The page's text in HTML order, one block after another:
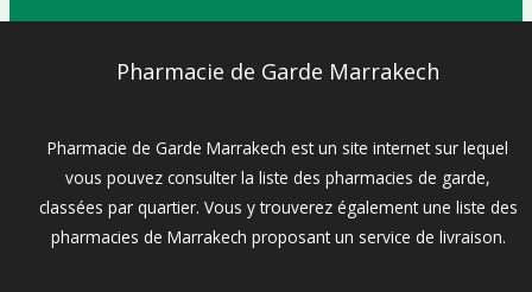
Pharmacie de Garde Marrakech
Pharmacie de Garde Marrakech est un site internet sur lequel
vous pouvez consulter la liste des pharmacies de garde,
classées par quartier. Vous y trouverez également une liste des
pharmacies de Marrakech proposant un service de livraison.